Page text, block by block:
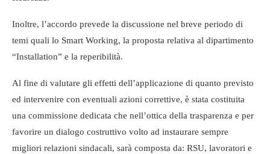
Inoltre, l’accordo prevede la discussione nel breve periodo di
temi quali lo Smart Working, la proposta relativa al dipartimento
“Installation” e la reperibilità.
Al fine di valutare gli effetti dell’applicazione di quanto previsto
ed intervenire con eventuali azioni correttive, è stata costituita
una commissione dedicata che nell’ottica della trasparenza e per
favorire un dialogo costruttivo volto ad instaurare sempre
migliori relazioni sindacali, sarà composta da: RSU, lavoratori e